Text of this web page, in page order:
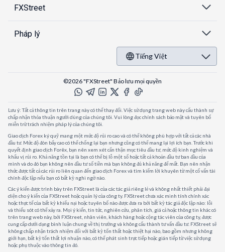
FXStreet
Pháp lý
Tiếng Việt
©2026 "FXStreet" Bảo lưu mọi quyền
Lưu ý: Tất cả thông tin trên trang này có thể thay đổi. Việc sử dụng trang web này cấu thành sự
chấp nhận thỏa thuận người dùng của chúng tôi. Vui lòng đọc chính sách bảo mật và tuyên bố
miễn trừ trách nhiệm pháp lý của chúng tôi.
Giao dịch Forex ký quỹ mang một mức độ rủi ro cao và có thể không phù hợp với tất cả các nhà
đầu tư. Mức độ đòn bẩy cao có thể chống lại bạn nhưng cũng có thể mang lại lợi ích bạn. Trước khi
quyết định giao dịch Forêx, bạn nên xem xét cẩn thận mục tiêu đầu tư, mức độ kinh nghiệm và
khẩu vị rủi ro. Khả năng tồn tại là bạn có thể bị lỗ một số hoặc tất cả khoản đầu tư ban đầu của
mình và do đó bạn không nên đầu tư số tiền mà bạn không đủ khả năng để mất. Bạn nên nhận
thức được tất cả các rủi ro liên quan đến giao dịch Forex và tìm kiếm lời khuyên từ một cố vấn tài
chính độc lập nếu bạn có bất kỳ nghi ngờ nào.
Các ý kiến được trình bày trên FXStreet là của các tác giả riêng lẻ và không nhất thiết phải đại
diện cho ý kiến của FXStreet hoặc quản lý của công ty. FXStreet chưa xác minh tính chính xác
hoặc thực tế của bất kỳ khiếu nại hoặc tuyên bố nào được đưa ra bởi bất kỳ tác giả độc lập nào: lỗi
và thiếu sót có thể xảy ra. Mọi ý kiến, tin tức, nghiên cứu, phân tích, giá cả hoặc thông tin khác có
trên trang web này, bởi FXStreet, nhân viên, khách hàng hoặc cộng tác viên của công ty, được
cung cấp dưới dạng bình luận chung về thị trường và không cấu thành tư vấn đầu tư. FXStreet sẽ
không chấp nhận trách nhiệm đối với bất kỳ tổn thất hoặc thiệt hại nào, bao gồm nhưng không
giới hạn, bất kỳ tổn thất lợi nhuận nào, có thể phát sinh trực tiếp hoặc gián tiếp từ việc sử dụng
hoặc phụ thuộc vào thông tin đó.